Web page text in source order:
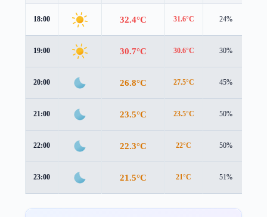
18:00 32.4°C 31.6°C 24%
19:00 30.7°C 30.6°C 30%
20:00 26.8°C 27.5°C 45%
21:00 23.5°C 23.5°C 50%
22:00 22.3°C 22°C 50%
23:00 21.5°C 21°C 51%